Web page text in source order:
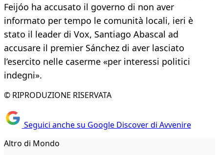
Feijóo ha accusato il governo di non aver
informato per tempo le comunità locali, ieri è
stato il leader di Vox, Santiago Abascal ad
accusare il premier Sánchez di aver lasciato
l’esercito nelle caserme «per interessi politici
indegni».
© RIPRODUZIONE RISERVATA
Seguici anche su Google Discover di Avvenire
Altro di Mondo